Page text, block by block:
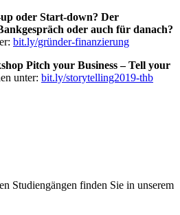
oder Start-down? Der
oder auch für danach?
bit.ly/gründer-finanzierung
Pitch your Business – Tell your
unter: bit.ly/storytelling2019-thb
Studiengängen finden Sie in unserem